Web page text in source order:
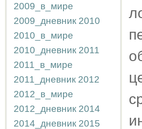
2009_в_мире
2009_дневник 2010
2010_в_мире
2010_дневник 2011
2011_в_мире
2011_дневник 2012
2012_в_мире
2012_дневник 2014
2014_дневник 2015